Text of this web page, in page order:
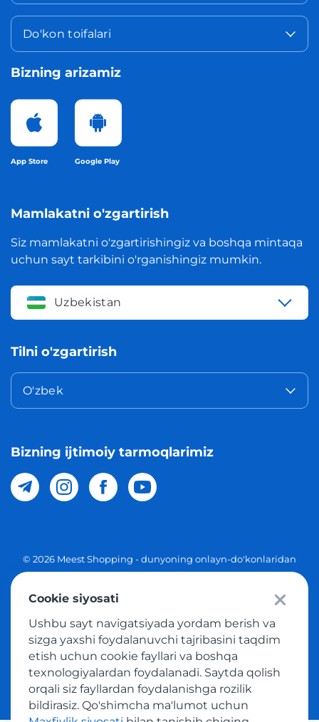
Do'kon toifalari
Bizning arizamiz
App Store Google Play
Mamlakatni o'zgartirish
Siz mamlakatni o'zgartirishingiz va boshqa mintaqa
uchun sayt tarkibini o'rganishingiz mumkin.
Uzbekistan
Tilni o'zgartirish
O'zbek
Bizning ijtimoiy tarmoqlarimiz
© 2026 Meest Shopping - dunyoning onlayn-do'konlaridan
Ommaviy taklif
Tovar sotib olish xizmatidan foydalanish shartlari
Cookie siyosati
Ushbu sayt navigatsiyada yordam berish va
sizga yaxshi foydalanuvchi tajribasini taqdim
etish uchun cookie fayllari va boshqa
texnologiyalardan foydalanadi. Saytda qolish
orqali siz fayllardan foydalanishga rozilik
bildirasiz. Qo'shimcha ma'lumot uchun